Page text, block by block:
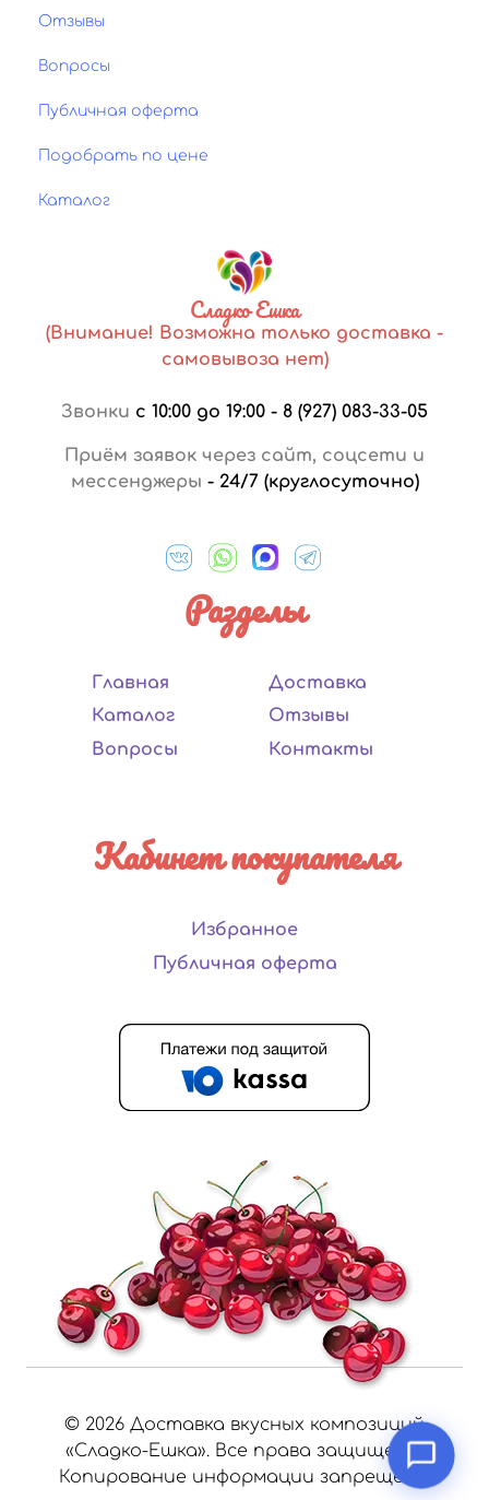
Отзывы
Вопросы
Публичная оферта
Подобрать по цене
Каталог
Сладко Ешка
(Внимание! Возможна только доставка -
самовывоза нет)
Звонки с 10:00 до 19:00 - 8 (927) 083-33-05
Приём заявок через сайт, соцсети и
мессенджеры - 24/7 (круглосуточно)
Разделы
Главная
Каталог
Вопросы
Доставка
Отзывы
Контакты
Кабинет покупателя
Избранное
Публичная оферта
© 2026 Доставка вкусных композиций
«Сладко-Ешка». Все права защищены.
Копирование информации запрещено.